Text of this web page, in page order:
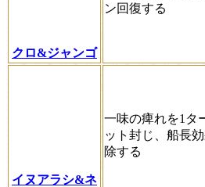
クロ&ジャンゴ
ン回復する
イヌアラシ&ネ
一味の痺れを1タ
ット封じ、船長
除する